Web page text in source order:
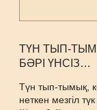
ТҮН ТЫП-
БӘРІ ҮНСІЗ…
Түн тып-тымық,
неткен мезгіл